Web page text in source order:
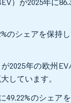
）が2025年に
のシェアを保持
2025年の欧州
しています。
のシェア